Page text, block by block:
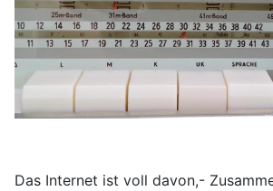
Das Internet ist voll davon,-